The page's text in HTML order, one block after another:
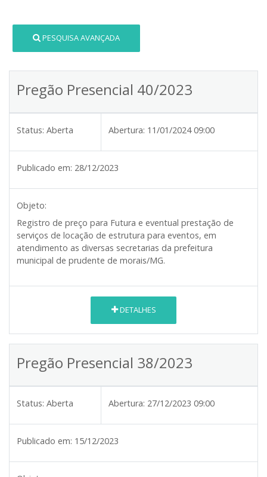
PESQUISA AVANÇADA
Pregão Presencial 40/2023
Status: Aberta Abertura: 11/01/2024 09:00
Publicado em: 28/12/2023
Objeto:
Registro de preço para Futura e eventual prestação de
serviços de locação de estrutura para eventos, em
atendimento as diversas secretarias da prefeitura
municipal de prudente de morais/MG.
DETALHES
Pregão Presencial 38/2023
Status: Aberta Abertura: 27/12/2023 09:00
Publicado em: 15/12/2023